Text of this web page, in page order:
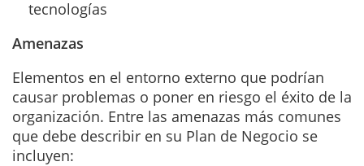
tecnologías
Amenazas
Elementos en el entorno externo que podrían
causar problemas o poner en riesgo el éxito de la
organización. Entre las amenazas más comunes
que debe describir en su Plan de Negocio se
incluyen: